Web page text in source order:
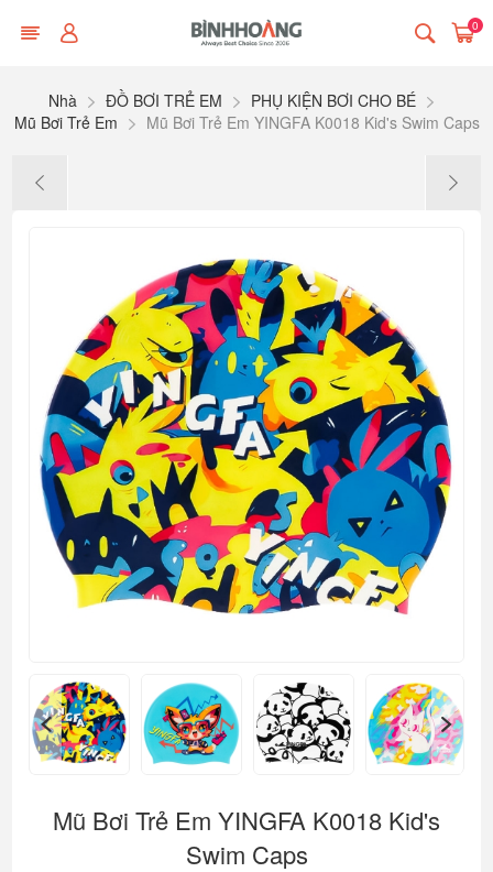
0
Nhà ĐỒ BƠI TRẺ EM
PHỤ KIỆN BƠI CHO BÉ
Mũ Bơi Trẻ Em
Mũ Bơi Trẻ Em YINGFA K0018 Kid's Swim Caps
Mũ Bơi Trẻ Em YINGFA K0018 Kid's
Swim Caps